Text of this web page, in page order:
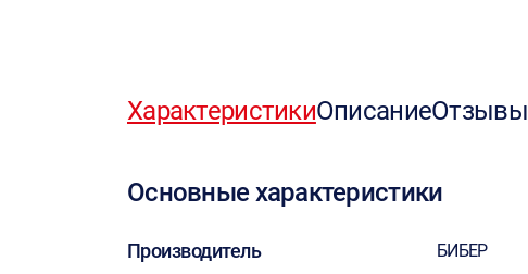
ХарактеристикиОписаниеОтзывы
Основные характеристики
Производитель БИБЕР